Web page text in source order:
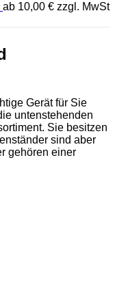
ab 10,00 € zzgl. MwSt
Gerät für Sie
untenstehenden
Sie besitzen
sind aber
gehören einer